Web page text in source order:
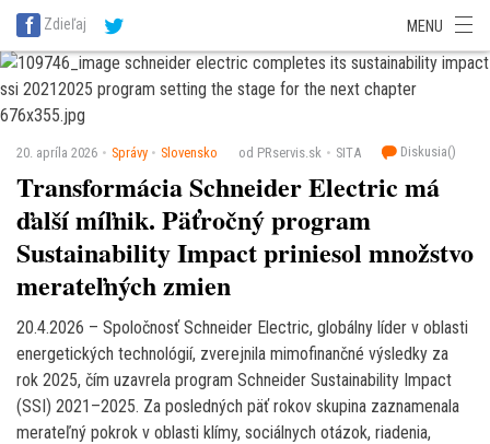
SITA Energetika
SITA Potravinárstvo
Zdieľaj MENU
20. apríla 2026 Správy Slovensko od PRservis.sk SITA Diskusia()
Transformácia Schneider Electric má
ďalší míľnik. Päťročný program
Sustainability Impact priniesol množstvo
merateľných zmien
20.4.2026 – Spoločnosť Schneider Electric, globálny líder v oblasti
energetických technológií, zverejnila mimofinančné výsledky za
rok 2025, čím uzavrela program Schneider Sustainability Impact
(SSI) 2021–2025. Za posledných päť rokov skupina zaznamenala
merateľný pokrok v oblasti klímy, sociálnych otázok, riadenia,